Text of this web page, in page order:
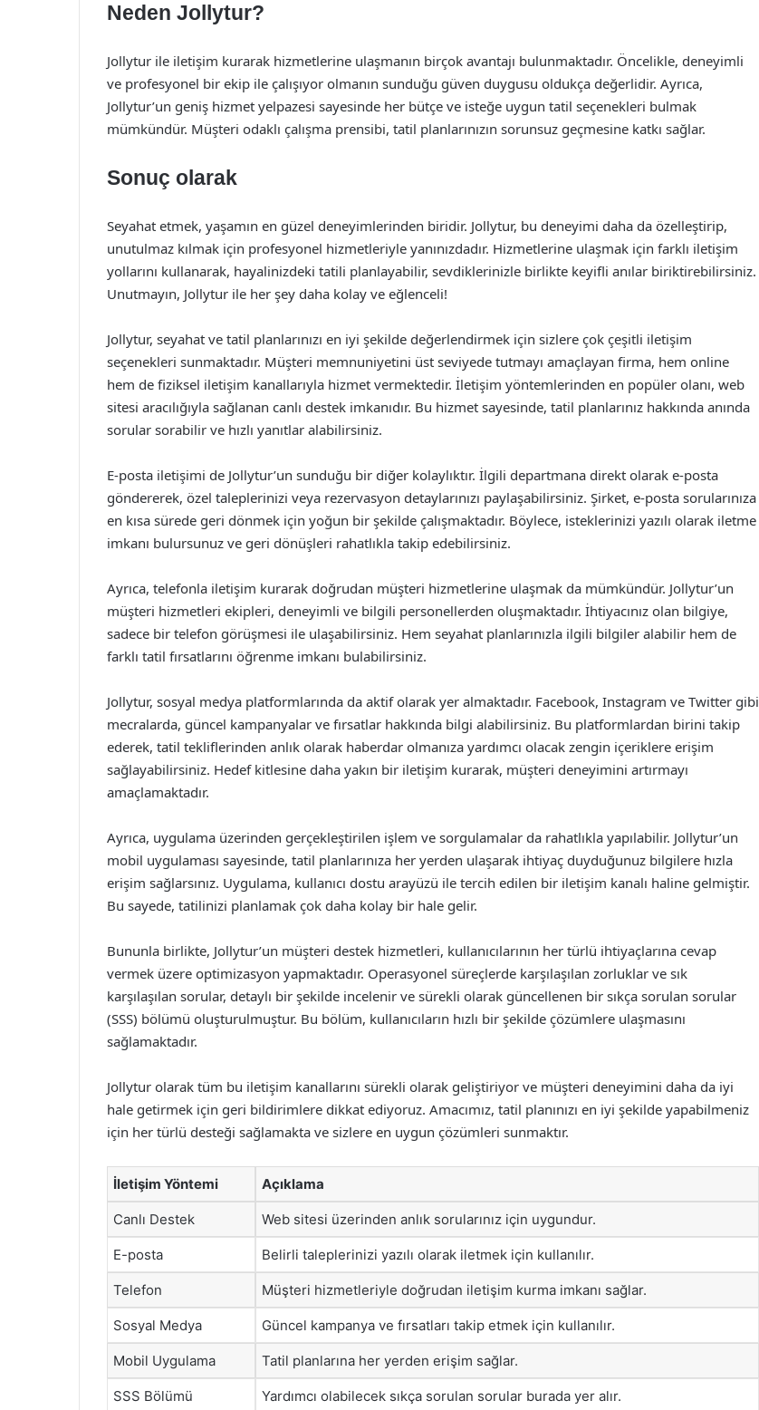
Neden Jollytur?
Jollytur ile iletişim kurarak hizmetlerine ulaşmanın birçok avantajı bulunmaktadır. Öncelikle, deneyimli
ve profesyonel bir ekip ile çalışıyor olmanın sunduğu güven duygusu oldukça değerlidir. Ayrıca,
Jollytur’un geniş hizmet yelpazesi sayesinde her bütçe ve isteğe uygun tatil seçenekleri bulmak
mümkündür. Müşteri odaklı çalışma prensibi, tatil planlarınızın sorunsuz geçmesine katkı sağlar.
Sonuç olarak
Seyahat etmek, yaşamın en güzel deneyimlerinden biridir. Jollytur, bu deneyimi daha da özelleştirip,
unutulmaz kılmak için profesyonel hizmetleriyle yanınızdadır. Hizmetlerine ulaşmak için farklı iletişim
yollarını kullanarak, hayalinizdeki tatili planlayabilir, sevdiklerinizle birlikte keyifli anılar biriktirebilirsiniz.
Unutmayın, Jollytur ile her şey daha kolay ve eğlenceli!
Jollytur, seyahat ve tatil planlarınızı en iyi şekilde değerlendirmek için sizlere çok çeşitli iletişim
seçenekleri sunmaktadır. Müşteri memnuniyetini üst seviyede tutmayı amaçlayan firma, hem online
hem de fiziksel iletişim kanallarıyla hizmet vermektedir. İletişim yöntemlerinden en popüler olanı, web
sitesi aracılığıyla sağlanan canlı destek imkanıdır. Bu hizmet sayesinde, tatil planlarınız hakkında anında
sorular sorabilir ve hızlı yanıtlar alabilirsiniz.
E-posta iletişimi de Jollytur’un sunduğu bir diğer kolaylıktır. İlgili departmana direkt olarak e-posta
göndererek, özel taleplerinizi veya rezervasyon detaylarınızı paylaşabilirsiniz. Şirket, e-posta sorularınıza
en kısa sürede geri dönmek için yoğun bir şekilde çalışmaktadır. Böylece, isteklerinizi yazılı olarak iletme
imkanı bulursunuz ve geri dönüşleri rahatlıkla takip edebilirsiniz.
Ayrıca, telefonla iletişim kurarak doğrudan müşteri hizmetlerine ulaşmak da mümkündür. Jollytur’un
müşteri hizmetleri ekipleri, deneyimli ve bilgili personellerden oluşmaktadır. İhtiyacınız olan bilgiye,
sadece bir telefon görüşmesi ile ulaşabilirsiniz. Hem seyahat planlarınızla ilgili bilgiler alabilir hem de
farklı tatil fırsatlarını öğrenme imkanı bulabilirsiniz.
Jollytur, sosyal medya platformlarında da aktif olarak yer almaktadır. Facebook, Instagram ve Twitter gibi
mecralarda, güncel kampanyalar ve fırsatlar hakkında bilgi alabilirsiniz. Bu platformlardan birini takip
ederek, tatil tekliflerinden anlık olarak haberdar olmanıza yardımcı olacak zengin içeriklere erişim
sağlayabilirsiniz. Hedef kitlesine daha yakın bir iletişim kurarak, müşteri deneyimini artırmayı
amaçlamaktadır.
Ayrıca, uygulama üzerinden gerçekleştirilen işlem ve sorgulamalar da rahatlıkla yapılabilir. Jollytur’un
mobil uygulaması sayesinde, tatil planlarınıza her yerden ulaşarak ihtiyaç duyduğunuz bilgilere hızla
erişim sağlarsınız. Uygulama, kullanıcı dostu arayüzü ile tercih edilen bir iletişim kanalı haline gelmiştir.
Bu sayede, tatilinizi planlamak çok daha kolay bir hale gelir.
Bununla birlikte, Jollytur’un müşteri destek hizmetleri, kullanıcılarının her türlü ihtiyaçlarına cevap
vermek üzere optimizasyon yapmaktadır. Operasyonel süreçlerde karşılaşılan zorluklar ve sık
karşılaşılan sorular, detaylı bir şekilde incelenir ve sürekli olarak güncellenen bir sıkça sorulan sorular
(SSS) bölümü oluşturulmuştur. Bu bölüm, kullanıcıların hızlı bir şekilde çözümlere ulaşmasını
sağlamaktadır.
Jollytur olarak tüm bu iletişim kanallarını sürekli olarak geliştiriyor ve müşteri deneyimini daha da iyi
hale getirmek için geri bildirimlere dikkat ediyoruz. Amacımız, tatil planınızı en iyi şekilde yapabilmeniz
için her türlü desteği sağlamakta ve sizlere en uygun çözümleri sunmaktır.
İletişim Yöntemi Açıklama
Canlı Destek Web sitesi üzerinden anlık sorularınız için uygundur.
E-posta Belirli taleplerinizi yazılı olarak iletmek için kullanılır.
Telefon Müşteri hizmetleriyle doğrudan iletişim kurma imkanı sağlar.
Sosyal Medya Güncel kampanya ve fırsatları takip etmek için kullanılır.
Mobil Uygulama Tatil planlarına her yerden erişim sağlar.
SSS Bölümü Yardımcı olabilecek sıkça sorulan sorular burada yer alır.